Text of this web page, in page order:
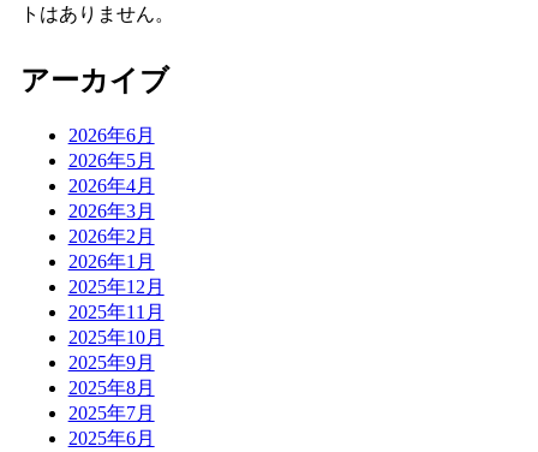
トはありません。
アーカイブ
2026年6月
2026年5月
2026年4月
2026年3月
2026年2月
2026年1月
2025年12月
2025年11月
2025年10月
2025年9月
2025年8月
2025年7月
2025年6月